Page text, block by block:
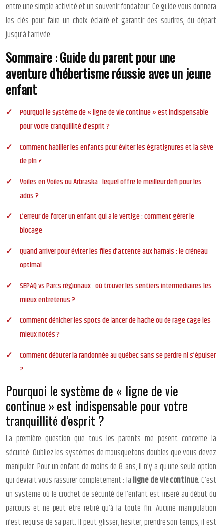
entre une simple activité et un souvenir fondateur. Ce guide vous donnera
les clés pour faire un choix éclairé et garantir des sourires, du départ
jusqu’à l’arrivée.
Sommaire : Guide du parent pour une
aventure d’hébertisme réussie avec un jeune
enfant
Pourquoi le système de « ligne de vie continue » est indispensable
pour votre tranquillité d’esprit ?
Comment habiller les enfants pour éviter les égratignures et la sève
de pin ?
Voiles en Voiles ou Arbraska : lequel offre le meilleur défi pour les
ados ?
L’erreur de forcer un enfant qui a le vertige : comment gérer le
blocage
Quand arriver pour éviter les files d’attente aux harnais : le créneau
optimal
SEPAQ vs Parcs régionaux : où trouver les sentiers intermédiaires les
mieux entretenus ?
Comment dénicher les spots de lancer de hache ou de rage cage les
mieux notés ?
Comment débuter la randonnée au Québec sans se perdre ni s’épuiser
?
Pourquoi le système de « ligne de vie
continue » est indispensable pour votre
tranquillité d’esprit ?
La première question que tous les parents me posent concerne la
sécurité. Oubliez les systèmes de mousquetons doubles que vous devez
manipuler. Pour un enfant de moins de 8 ans, il n’y a qu’une seule option
qui devrait vous rassurer complètement : laligne de vie continue. C’est
un système où le crochet de sécurité de l’enfant est inséré au début du
parcours et ne peut être retiré qu’à la toute fin. Aucune manipulation
n’est requise de sa part. Il peut glisser, hésiter, prendre son temps, il est